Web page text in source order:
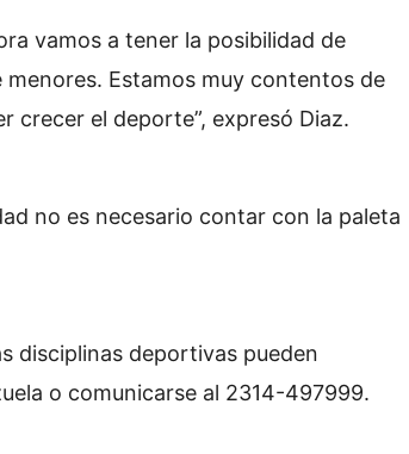
vamos a tener la posibilidad de
menores. Estamos muy contentos de
crecer el deporte”, expresó Diaz.
no es necesario contar con la paleta
disciplinas deportivas pueden
o comunicarse al 2314-497999.